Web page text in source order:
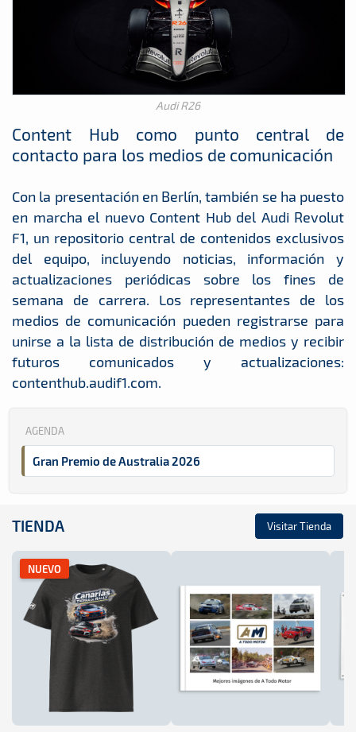
Audi R26
Content Hub como punto central de
contacto para los medios de comunicación
Con la presentación en Berlín, también se ha puesto
en marcha el nuevo Content Hub del Audi Revolut
F1, un repositorio central de contenidos exclusivos
del equipo, incluyendo noticias, información y
actualizaciones periódicas sobre los fines de
semana de carrera. Los representantes de los
medios de comunicación pueden registrarse para
unirse a la lista de distribución de medios y recibir
futuros comunicados y actualizaciones:
contenthub.audif1.com.
AGENDA
Gran Premio de Australia 2026
TIENDA Visitar Tienda
NUEVO